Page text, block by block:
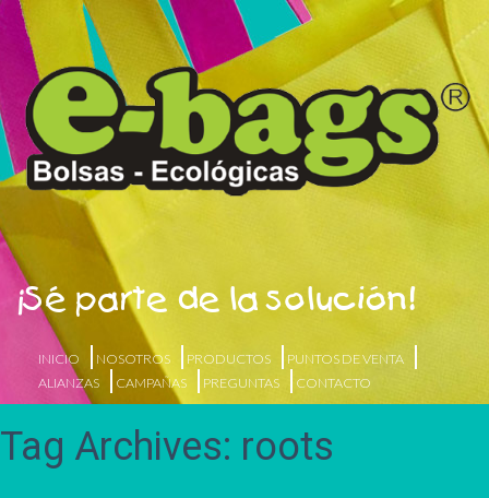
¡Sé parte de la solución!
INICIO NOSOTROS PRODUCTOS
PUNTOS DE VENTA
ALIANZAS
CAMPAÑAS PREGUNTAS CONTACTO
Tag Archives: roots